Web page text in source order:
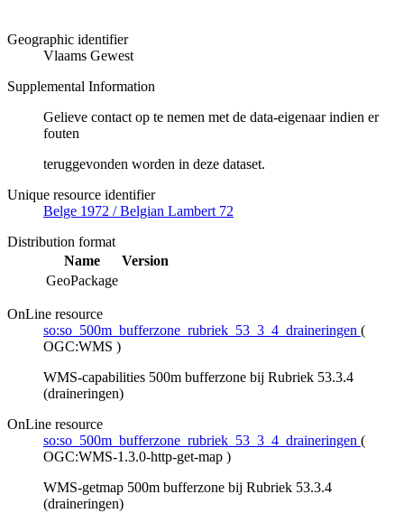
Geographic identifier
Vlaams Gewest
Supplemental Information
Gelieve contact op te nemen met de data-eigenaar indien er
fouten
teruggevonden worden in deze dataset.
Unique resource identifier
Belge 1972 / Belgian Lambert 72
Distribution format
Name
Version
GeoPackage
OnLine resource
so:so_500m_bufferzone_rubriek_53_3_4_draineringen (
OGC:WMS )
WMS-capabilities 500m bufferzone bij Rubriek 53.3.4
(draineringen)
OnLine resource
so:so_500m_bufferzone_rubriek_53_3_4_draineringen (
OGC:WMS-1.3.0-http-get-map )
WMS-getmap 500m bufferzone bij Rubriek 53.3.4
(draineringen)